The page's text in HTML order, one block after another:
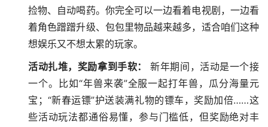
捡物、自动喝药。你完全可以一边看着电视剧，一边看
着角色蹭蹭升级、包包里物品越来越多，适合咱们这种
想娱乐又不想太累的玩家。
活动扎堆，奖励拿到手软：
新年期间，活动是一个接
一个。比如“年兽来袭”全服一起打年兽，瓜分海量元
宝；“新春运镖”护送装满礼物的镖车，奖励加倍……这
些活动玩法都通俗易懂，参与门槛低，但奖励绝对丰